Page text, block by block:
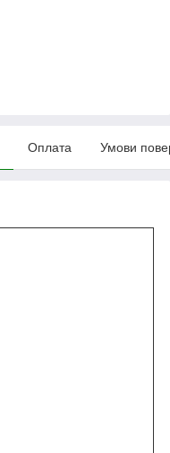
Оплата Умови